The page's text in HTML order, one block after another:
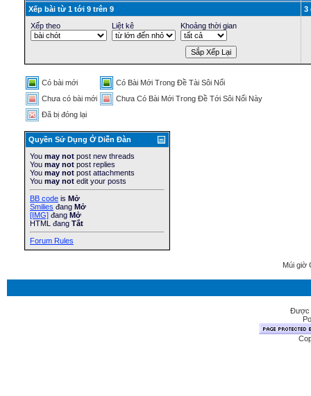
Xếp bài từ 1 tới 9 trên 9
3
Xếp theo
Liệt kê Khoảng thời gian
Có bài mới
Có Bài Mới Trong Ðề Tài Sôi Nổi
Chưa có bài mới
Chưa Có Bài Mới Trong Ðề Tới Sôi Nổi Này
Ðã bị đóng lại
Quyền Sử Dụng Ở Diễn Ðàn
You may not post new threads
You may not post replies
You may not post attachments
You may not edit your posts
BB code is Mở
Smilies đang Mở
[IMG] đang Mở
HTML đang Tắt
Forum Rules
Múi giờ
Được